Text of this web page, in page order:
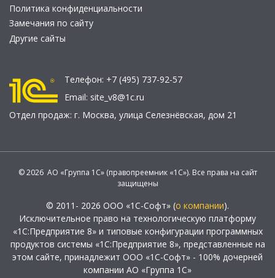
Политика конфиденциальности
Замечания по сайту
Другие сайты
Телефон: +7 (495) 737-92-57
Email: site_v8@1c.ru
Отдел продаж: г. Москва, улица Селезнёвская, дом 21
© 2026 АО «Группа 1С» (правопреемник «1С»). Все права на сайт
защищены
© 2011- 2026 ООО «1С-Софт» (о компании).
Исключительное право на технологическую платформу
«1С:Предприятие 8» и типовые конфигурации программных
продуктов системы «1С:Предприятие 8», представленные на
этом сайте, принадлежит ООО «1С-Софт» - 100% дочерней
компании АО «Группа 1С»